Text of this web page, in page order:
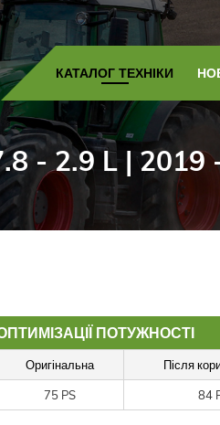
КАТАЛОГ ТЕХНІКИ
- 2.9 L | 2019
ПОТУЖНОСТІ
Оригінальна Після
75 PS 84